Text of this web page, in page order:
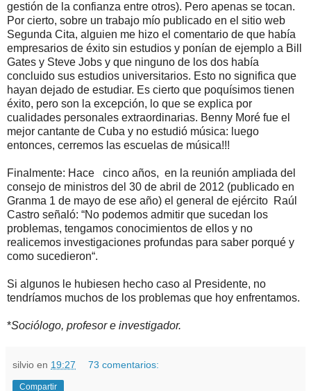
gestión de la confianza entre otros). Pero apenas se tocan.
Por cierto, sobre un trabajo mío publicado en el sitio web
Segunda Cita, alguien me hizo el comentario de que había
empresarios de éxito sin estudios y ponían de ejemplo a Bill
Gates y Steve Jobs y que ninguno de los dos había
concluido sus estudios universitarios. Esto no significa que
hayan dejado de estudiar. Es cierto que poquísimos tienen
éxito, pero son la excepción, lo que se explica por
cualidades personales extraordinarias. Benny Moré fue el
mejor cantante de Cuba y no estudió música: luego
entonces, cerremos las escuelas de música!!!
Finalmente: Hace cinco años, en la reunión ampliada del
consejo de ministros del 30 de abril de 2012 (publicado en
Granma 1 de mayo de ese año) el general de ejército Raúl
Castro señaló: “No podemos admitir que sucedan los
problemas, tengamos conocimientos de ellos y no
realicemos investigaciones profundas para saber porqué y
como sucedieron“.
Si algunos le hubiesen hecho caso al Presidente, no
tendríamos muchos de los problemas que hoy enfrentamos.
*Sociólogo, profesor e investigador.
silvio en 19:27 73 comentarios:
Compartir